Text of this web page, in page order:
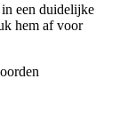
een duidelijke
hem af voor